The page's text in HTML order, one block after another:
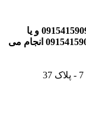
تا اطلاع ثانوی فروش از طریق ایتا با شماره 09154159098 و یا
تماس تلفنی با شماره های 05136022032 – 09154159098 انجام می